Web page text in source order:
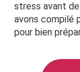
stress avant
avons compilé
pour bien